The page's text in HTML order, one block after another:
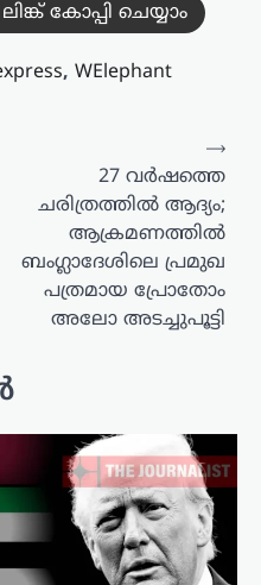
ലിങ്ക് കോപ്പി ചെയ്യാം
, WElephant
27 വർഷത്തെ
ചരിത്രത്തിൽ ആദ്യം;
ആക്രമണത്തിൽ
ബംഗ്ലാദേശിലെ പ്രമുഖ
പത്രമായ പ്രോതോം
അലോ അടച്ചുപൂട്ടി
⟶